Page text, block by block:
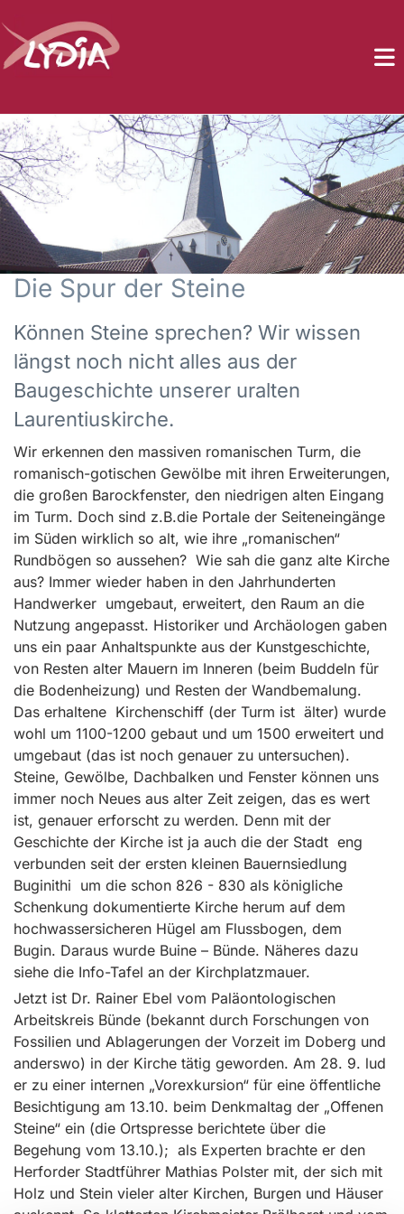
Die Spur der Steine
Können Steine sprechen? Wir wissen
längst noch nicht alles aus der
Baugeschichte unserer uralten
Laurentiuskirche.
Wir erkennen den massiven romanischen Turm, die
romanisch-gotischen Gewölbe mit ihren Erweiterungen,
die großen Barockfenster, den niedrigen alten Eingang
im Turm. Doch sind z.B.die Portale der Seiteneingänge
im Süden wirklich so alt, wie ihre „romanischen“
Rundbögen so aussehen? Wie sah die ganz alte Kirche
aus? Immer wieder haben in den Jahrhunderten
Handwerker umgebaut, erweitert, den Raum an die
Nutzung angepasst. Historiker und Archäologen gaben
uns ein paar Anhaltspunkte aus der Kunstgeschichte,
von Resten alter Mauern im Inneren (beim Buddeln für
die Bodenheizung) und Resten der Wandbemalung.
Das erhaltene Kirchenschiff (der Turm ist älter) wurde
wohl um 1100-1200 gebaut und um 1500 erweitert und
umgebaut (das ist noch genauer zu untersuchen).
Steine, Gewölbe, Dachbalken und Fenster können uns
immer noch Neues aus alter Zeit zeigen, das es wert
ist, genauer erforscht zu werden. Denn mit der
Geschichte der Kirche ist ja auch die der Stadt eng
verbunden seit der ersten kleinen Bauernsiedlung
Buginithi um die schon 826 - 830 als königliche
Schenkung dokumentierte Kirche herum auf dem
hochwassersicheren Hügel am Flussbogen, dem
Bugin. Daraus wurde Buine – Bünde. Näheres dazu
siehe die Info-Tafel an der Kirchplatzmauer.
Jetzt ist Dr. Rainer Ebel vom Paläontologischen
Arbeitskreis Bünde (bekannt durch Forschungen von
Fossilien und Ablagerungen der Vorzeit im Doberg und
anderswo) in der Kirche tätig geworden. Am 28. 9. lud
er zu einer internen „Vorexkursion“ für eine öffentliche
Besichtigung am 13.10. beim Denkmaltag der „Offenen
Steine“ ein (die Ortspresse berichtete über die
Begehung vom 13.10.); als Experten brachte er den
Herforder Stadtführer Mathias Polster mit, der sich mit
Holz und Stein vieler alter Kirchen, Burgen und Häuser